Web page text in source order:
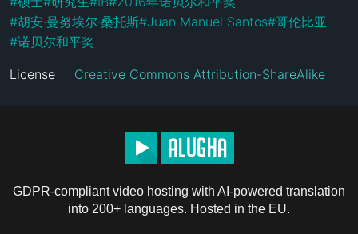
#胡安·曼努埃尔·桑托斯#Juan Manuel Santos#哥伦比亚
#诺贝尔和平奖
License Creative Commons Attribution-ShareAlike
GDPR-compliant video hosting with AI-powered translation
into 200+ languages. Hosted in the EU.